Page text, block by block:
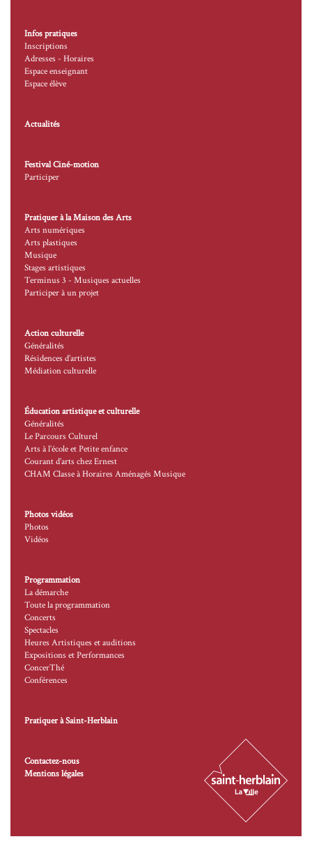
Infos pratiques
Inscriptions
Adresses - Horaires
Espace enseignant
Espace élève
Actualités
Festival Ciné-motion
Participer
Pratiquer à la Maison des Arts
Arts numériques
Arts plastiques
Musique
Stages artistiques
Terminus 3 - Musiques actuelles
Participer à un projet
Action culturelle
Généralités
Résidences d’artistes
Médiation culturelle
Éducation artistique et culturelle
Généralités
Le Parcours Culturel
Arts à l’école et Petite enfance
Courant d’arts chez Ernest
CHAM Classe à Horaires Aménagés Musique
Photos vidéos
Photos
Vidéos
Programmation
La démarche
Toute la programmation
Concerts
Spectacles
Heures Artistiques et auditions
Expositions et Performances
ConcerThé
Conférences
Pratiquer à Saint-Herblain
Contactez-nous
Mentions légales